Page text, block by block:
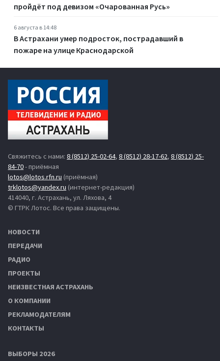
пройдёт под девизом «Очарованная Русь»
6 августа в 14:48
В Астрахани умер подросток, пострадавший в
пожаре на улице Краснодарской
Свяжитесь с нами: 8 (8512) 25-02-64, 8 (8512) 28-17-62, 8 (8512) 25-
84-70- приёмная
lotos@lotos.rfn.ru (приёмная)
trklotos@yandex.ru (интернет-редакция)
414040, г. Астрахань, ул. Ляхова, 4
© ГТРК Лотос. Все права защищены.
НОВОСТИ
ПЕРЕДАЧИ
РАДИО
ПРОЕКТЫ
НЕИЗВЕСТНАЯ АСТРАХАНЬ
О КОМПАНИИ
РЕКЛАМОДАТЕЛЯМ
КОНТАКТЫ
ВЫБОРЫ 2026